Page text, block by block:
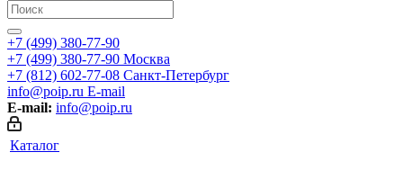
+7 (499) 380-77-90
+7 (499) 380-77-90 Москва
+7 (812) 602-77-08 Санкт-Петербург
info@poip.ru E-mail
E-mail: info@poip.ru
Каталог